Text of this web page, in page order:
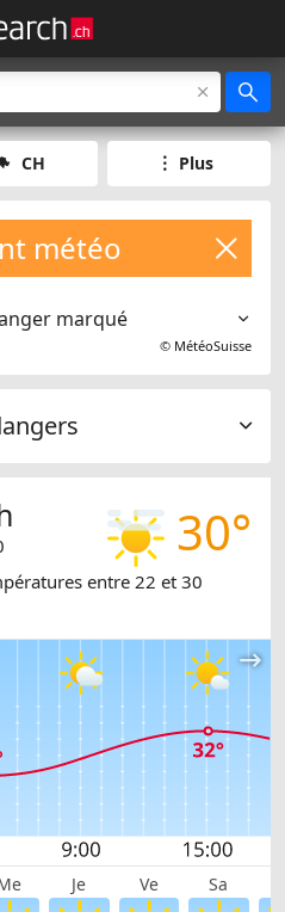
CH Plus
météo
marqué
© MétéoSuisse
30°
entre 22 et 30
Je Ve Sa